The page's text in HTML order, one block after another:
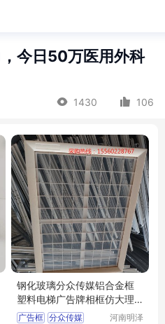
今日50万医用外科
1430 106
钢化玻璃分众传媒铝合金框
塑料电梯广告牌相框仿大理
石海报框架
广告框 分众传媒
河南明泽